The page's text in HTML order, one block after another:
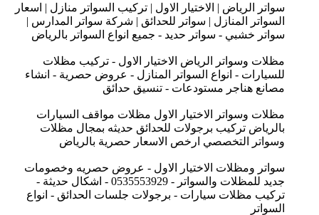
سواتر الرياض | الاختيار الاول | تركيب السواتر منازل | اسعار
السواتر المنازل | سواتر للحدائق | شركة سواتر المدارس |
سواتر خشبي - سواتر حديد - جميع انواع السواتر بالرياض
مظلات وسواتر الرياض الاختيار الاول - تركيب مظلات
للسيارات - انواع السواتر المنازل - عروض حصرية - انشاء
مصانع هناجر مستودعات - تنسيق حدائق
مظلات وسواتر الاختيار الاول مظلات مواقف السيارات
بالرياض تركيب برجولات للحدائق حديثه بمجال مظلات
وسواتر التخصصي ارخص الاسعار حصرية بالرياض
سواتر ومظلات الاختيار الاول - عروض حصريه وخصومات
جديد للمظلات والسواتر - 0535553929 - اشكال حديثة -
تركيب مظلات سيارات - برجولات جلسات الحدائق - انواع
السواتر